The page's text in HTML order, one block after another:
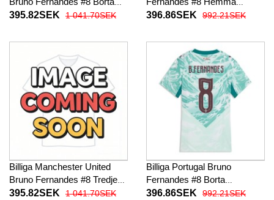
fotbollskläder 2026-27
395.82SEK 1 041.70SEK
fotbollskläder Dam VM 2026
396.86SEK 992.21SEK
Billiga Manchester United
Bruno Fernandes #8 Tredje
fotbollskläder 2026-27
395.82SEK 1 041.70SEK
Billiga Portugal Bruno
Fernandes #8 Borta
fotbollskläder Dam VM 2026
396.86SEK 992.21SEK